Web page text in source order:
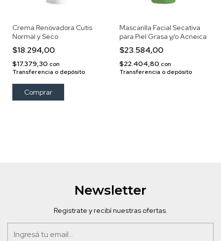
Crema Renovadora Cutis
Normal y Seco
$18.294,00
$17.379,30 con
Transferencia o depósito
Mascarilla Facial Secativa
para Piel Grasa y/o Acneica
$23.584,00
$22.404,80 con
Transferencia o depósito
Newsletter
Registrate y recibí nuestras ofertas.